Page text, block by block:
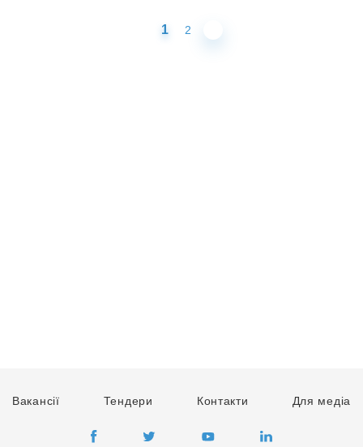
1 2
Вакансії Тендери Контакти Для медіа